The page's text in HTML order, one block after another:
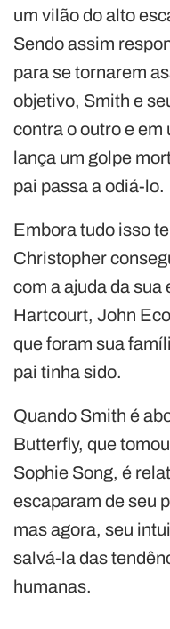
um vilão do alto
Sendo assim
para se tornarem
objetivo, Smith e
contra o outro e
lança um golpe
pai passa a odiá-lo.
Embora tudo isso
Christopher
com a ajuda da
Hartcourt, John
que foram sua
pai tinha sido.
Quando Smith é
Butterfly, que
Sophie Song, é
escaparam de seu
mas agora, seu
salvá-la das
humanas.